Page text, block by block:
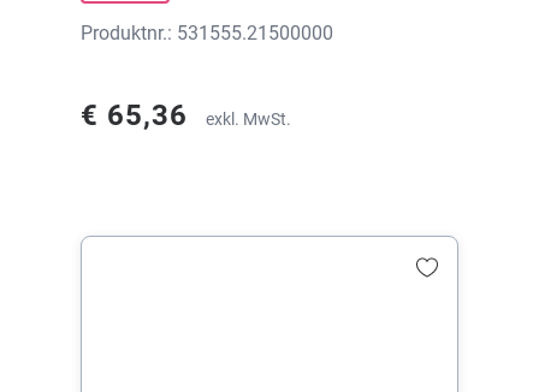
Produktnr.: 531555.21500000
€ 65,36 exkl. MwSt.